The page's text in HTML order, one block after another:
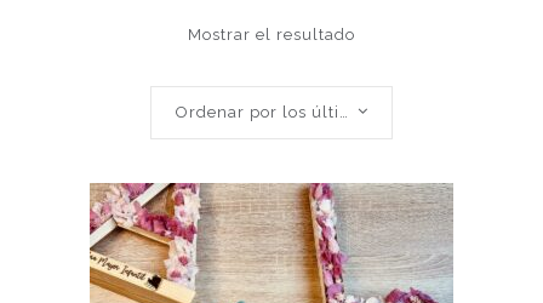
Mostrar el resultado
Ordenar por los últimos